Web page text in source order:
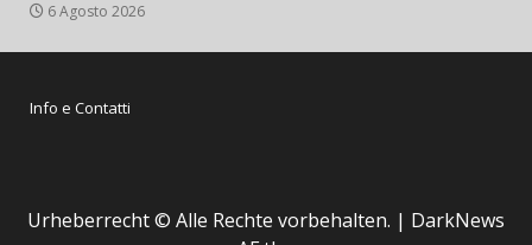
6 Agosto 2026
Info e Contatti
Urheberrecht © Alle Rechte vorbehalten. | DarkNews